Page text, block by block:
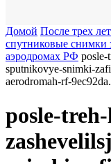
Домой ​После трех
спутниковые снимки
аэродромах РФ posle-
sputnikovye-snimki-
aerodromah-rf-
posle-